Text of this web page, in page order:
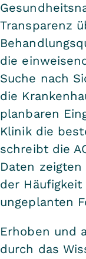
Transparenz
die
Suche nach
die
planbaren
Klinik die
schreibt die
Daten
der
ungeplanten
Erhoben und
durch das